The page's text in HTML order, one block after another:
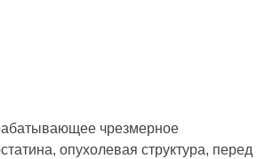
чрезмерное
опухолевая структура, перед